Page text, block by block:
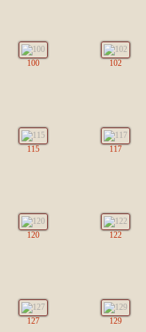
100 102
115 117
120 122
127 129